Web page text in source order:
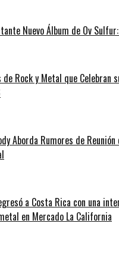
Nuevo Álbum de Ov
de Rock y Metal que Celebran
Aborda Rumores de Reunión
a Costa Rica con una
en Mercado La California